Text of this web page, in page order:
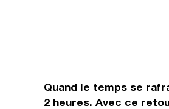
Quand le temps se
2 heures. Avec ce